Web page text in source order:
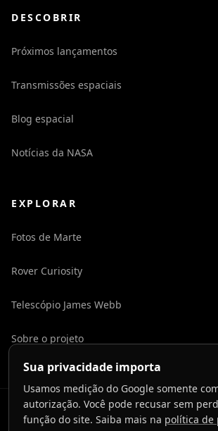
DESCOBRIR
Próximos lançamentos
Transmissões espaciais
Blog espacial
Notícias da NASA
EXPLORAR
Fotos de Marte
Rover Curiosity
Telescópio James Webb
Sobre o projeto
2026LaunchToCosmos.
Sua privacidade importa
Usamos medição do Google somente
autorização. Você pode recusar sem
função do site. Saiba mais na política de